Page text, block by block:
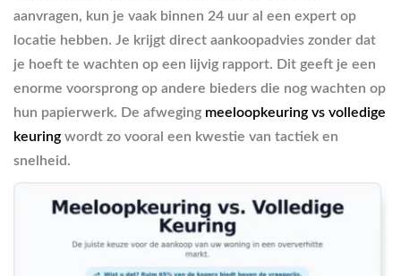
aanvragen, kun je vaak binnen 24 uur al een expert op
locatie hebben. Je krijgt direct aankoopadvies zonder dat
je hoeft te wachten op een lijvig rapport. Dit geeft je een
enorme voorsprong op andere bieders die nog wachten op
hun papierwerk. De afweging meeloopkeuring vs volledige
keuring wordt zo vooral een kwestie van tactiek en
snelheid.